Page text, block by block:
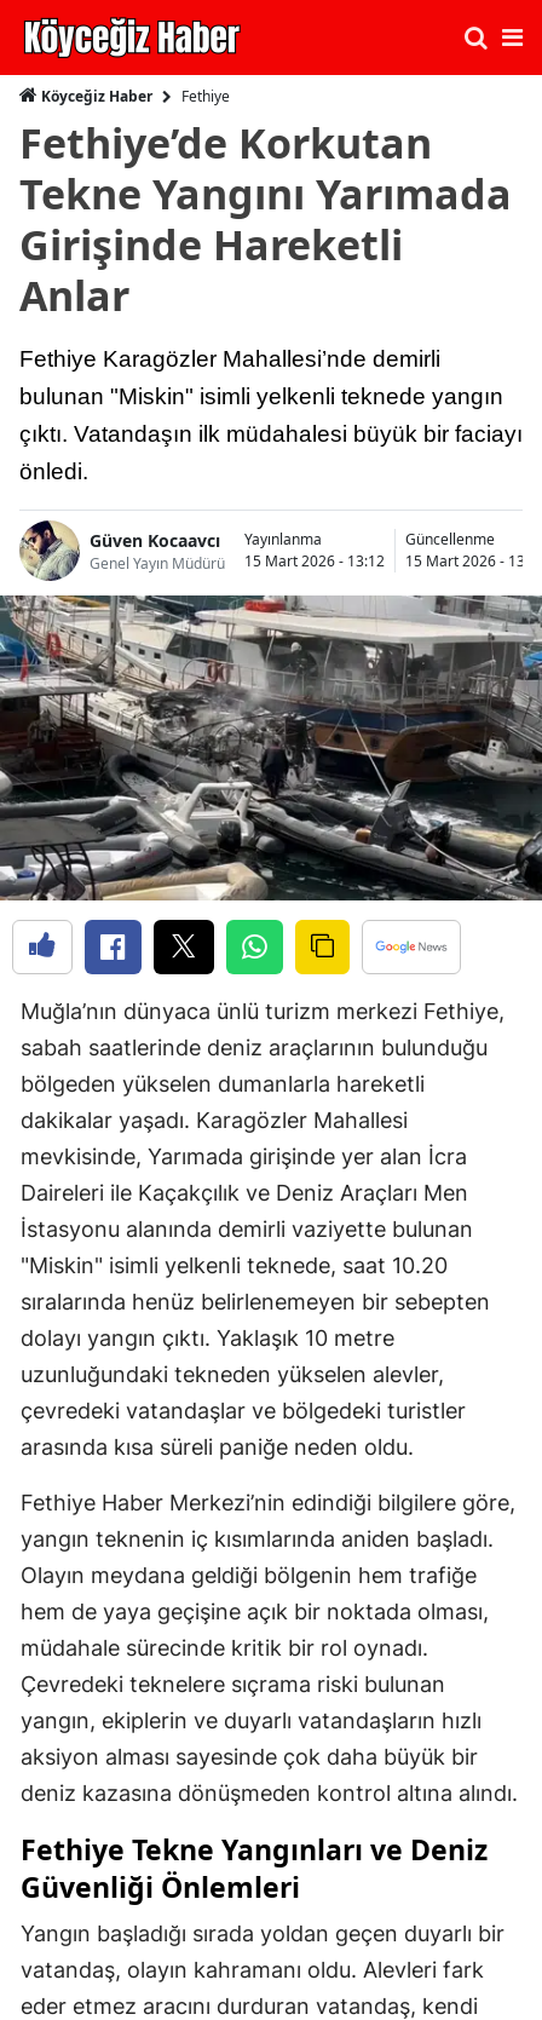
Köyceğiz Haber Fethiye
Fethiye’de Korkutan
Tekne Yangını Yarımada
Girişinde Hareketli
Anlar
Fethiye Karagözler Mahallesi’nde demirli
bulunan "Miskin" isimli yelkenli teknede yangın
çıktı. Vatandaşın ilk müdahalesi büyük bir faciayı
önledi.
Güven Kocaavcı
Genel Yayın Müdürü
Yayınlanma
15 Mart 2026 - 13:12
Güncellenme
15 Mart 2026 -
Muğla’nın dünyaca ünlü turizm merkezi Fethiye,
sabah saatlerinde deniz araçlarının bulunduğu
bölgeden yükselen dumanlarla hareketli
dakikalar yaşadı. Karagözler Mahallesi
mevkisinde, Yarımada girişinde yer alan İcra
Daireleri ile Kaçakçılık ve Deniz Araçları Men
İstasyonu alanında demirli vaziyette bulunan
"Miskin" isimli yelkenli teknede, saat 10.20
sıralarında henüz belirlenemeyen bir sebepten
dolayı yangın çıktı. Yaklaşık 10 metre
uzunluğundaki tekneden yükselen alevler,
çevredeki vatandaşlar ve bölgedeki turistler
arasında kısa süreli paniğe neden oldu.
Fethiye Haber Merkezi’nin edindiği bilgilere göre,
yangın teknenin iç kısımlarında aniden başladı.
Olayın meydana geldiği bölgenin hem trafiğe
hem de yaya geçişine açık bir noktada olması,
müdahale sürecinde kritik bir rol oynadı.
Çevredeki teknelere sıçrama riski bulunan
yangın, ekiplerin ve duyarlı vatandaşların hızlı
aksiyon alması sayesinde çok daha büyük bir
deniz kazasına dönüşmeden kontrol altına alındı.
Fethiye Tekne Yangınları ve Deniz
Güvenliği Önlemleri
Yangın başladığı sırada yoldan geçen duyarlı bir
vatandaş, olayın kahramanı oldu. Alevleri fark
eder etmez aracını durduran vatandaş, kendi